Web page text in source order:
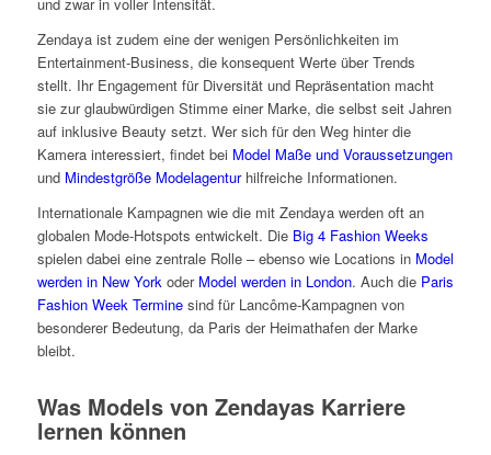
Zendaya ist zudem eine der wenigen Persönlichkeiten im
Entertainment-Business, die konsequent Werte über Trends
stellt. Ihr Engagement für Diversität und Repräsentation macht
sie zur glaubwürdigen Stimme einer Marke, die selbst seit Jahren
auf inklusive Beauty setzt. Wer sich für den Weg hinter die
Kamera interessiert, findet bei Model Maße und Voraussetzungen
und Mindestgröße Modelagenturhilfreiche Informationen.
Internationale Kampagnen wie die mit Zendaya werden oft an
globalen Mode-Hotspots entwickelt. Die Big 4 Fashion Weeks
spielen dabei eine zentrale Rolle – ebenso wie Locations in Model
werden in New Yorkoder Model werden in London. Auch die Paris
Fashion Week Terminesind für Lancôme-Kampagnen von
besonderer Bedeutung, da Paris der Heimathafen der Marke
bleibt.
Was Models von Zendayas Karriere
lernen können